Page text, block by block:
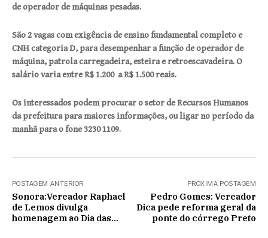
de operador de máquinas pesadas.
São 2 vagas com exigência de ensino fundamental completo e
CNH categoria D, para desempenhar a função de operador de
máquina, patrola carregadeira, esteira e retroescavadeira. O
salário varia entre R$ 1.200 a R$ 1.500 reais.
Os interessados podem procurar o setor de Recursos Humanos
da prefeitura para maiores informações, ou ligar no período da
manhã para o fone 3230 1109.
POSTAGEM ANTERIOR
Sonora:Vereador Raphael
de Lemos divulga
homenagem ao Dia das
PRÓXIMA POSTAGEM
Pedro Gomes: Vereador
Dica pede reforma geral da
ponte do córrego Preto